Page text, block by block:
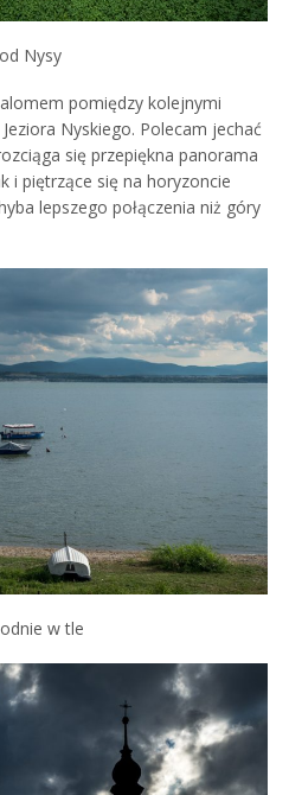
Nysy
pomiędzy kolejnymi
Nyskiego. Polecam jechać
się przepiękna panorama
i piętrzące się na horyzoncie
lepszego połączenia niż góry
w tle